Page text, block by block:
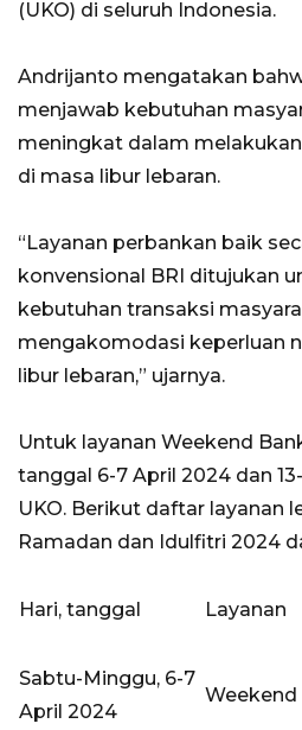
(UKO) di seluruh Indonesia.
Andrijanto mengatakan
menjawab kebutuhan
meningkat dalam
di masa libur lebaran.
“Layanan perbankan baik
konvensional BRI ditujukan
kebutuhan transaksi
mengakomodasi keperluan
libur lebaran,” ujarnya.
Untuk layanan Weekend
tanggal 6-7 April 2024 dan
UKO. Berikut daftar layanan
Ramadan dan Idulfitri 2024
Hari, tanggal Layanan
Sabtu-Minggu, 6-7
April 2024
Weekend